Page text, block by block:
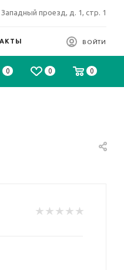
проезд, д. 1, стр. 1
ВОЙТИ
0 0 0